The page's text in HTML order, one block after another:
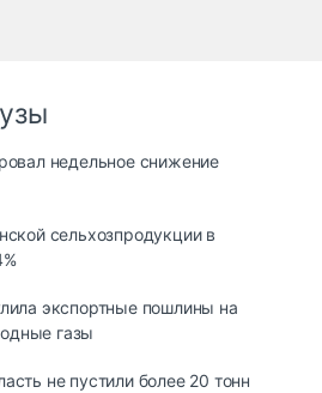
недельное снижение
сельхозпродукции в
экспортные пошлины на
газы
не пустили более 20 тонн